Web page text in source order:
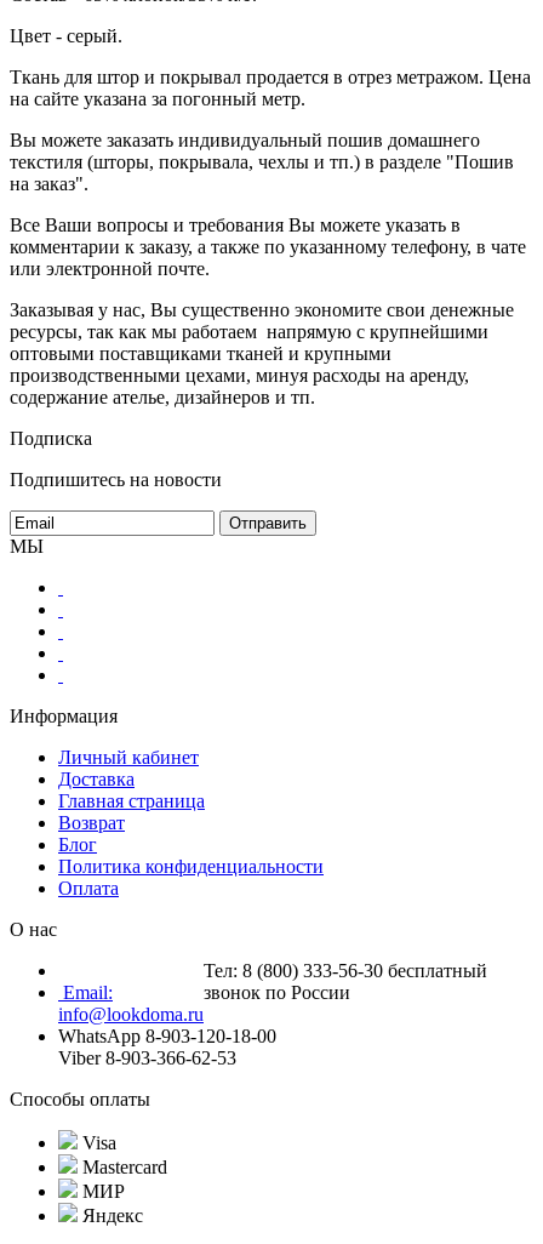
Цвет - серый.
Ткань для штор и покрывал продается в отрез метражом. Цена
на сайте указана за погонный метр.
Вы можете заказать индивидуальный пошив домашнего
текстиля (шторы, покрывала, чехлы и тп.) в разделе "Пошив
на заказ".
Все Ваши вопросы и требования Вы можете указать в
комментарии к заказу, а также по указанному телефону, в чате
или электронной почте.
Заказывая у нас, Вы существенно экономите свои денежные
ресурсы, так как мы работаем напрямую с крупнейшими
оптовыми поставщиками тканей и крупными
производственными цехами, минуя расходы на аренду,
содержание ателье, дизайнеров и тп.
Подписка
Подпишитесь на новости
МЫ
Информация
Личный кабинет
Доставка
Главная страница
Возврат
Блог
Политика конфиденциальности
Оплата
О нас
Тел: 8 (800) 333-56-30 бесплатный
звонок по России
Email:
info@lookdoma.ru
WhatsApp 8-903-120-18-00
Viber 8-903-366-62-53
Способы оплаты
Visa
Mastercard
МИР
Яндекс